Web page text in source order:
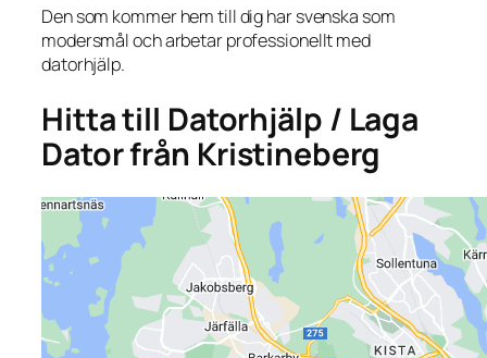
Den som kommer hem till dig har svenska som
modersmål och arbetar professionellt med
datorhjälp.
Hitta till Datorhjälp / Laga
Dator från Kristineberg